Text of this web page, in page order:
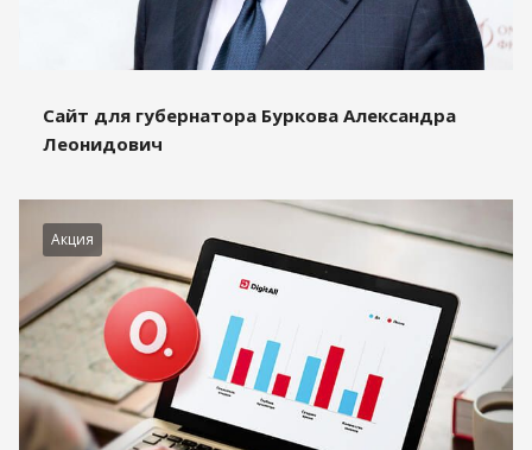
Сайт для губернатора Буркова Александра
Леонидович
Акция